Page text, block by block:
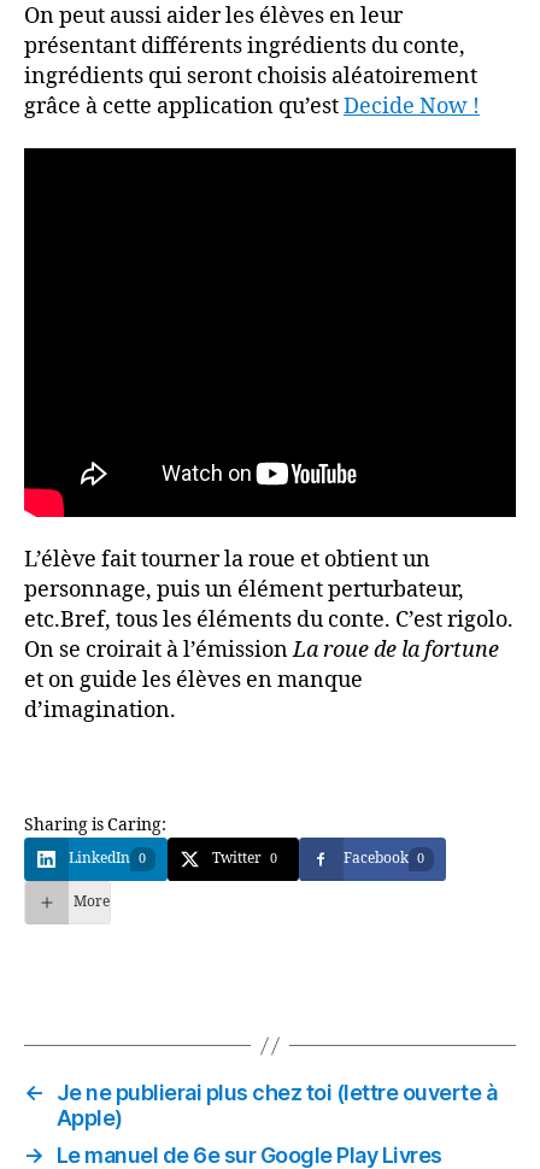
On peut aussi aider les élèves en leur
présentant différents ingrédients du conte,
ingrédients qui seront choisis aléatoirement
grâce à cette application qu’estDecide Now !
L’élève fait tourner la roue et obtient un
personnage, puis un élément perturbateur,
etc.Bref, tous les éléments du conte. C’est rigolo.
On se croirait à l’émissionLa roue de la fortune
et on guide les élèves en manque
d’imagination.
Sharing is Caring:
LinkedIn 0 Twitter 0 Facebook 0
More
←
Je ne publierai plus chez toi (lettre ouverte à
Apple)
→
Le manuel de 6e sur Google Play Livres